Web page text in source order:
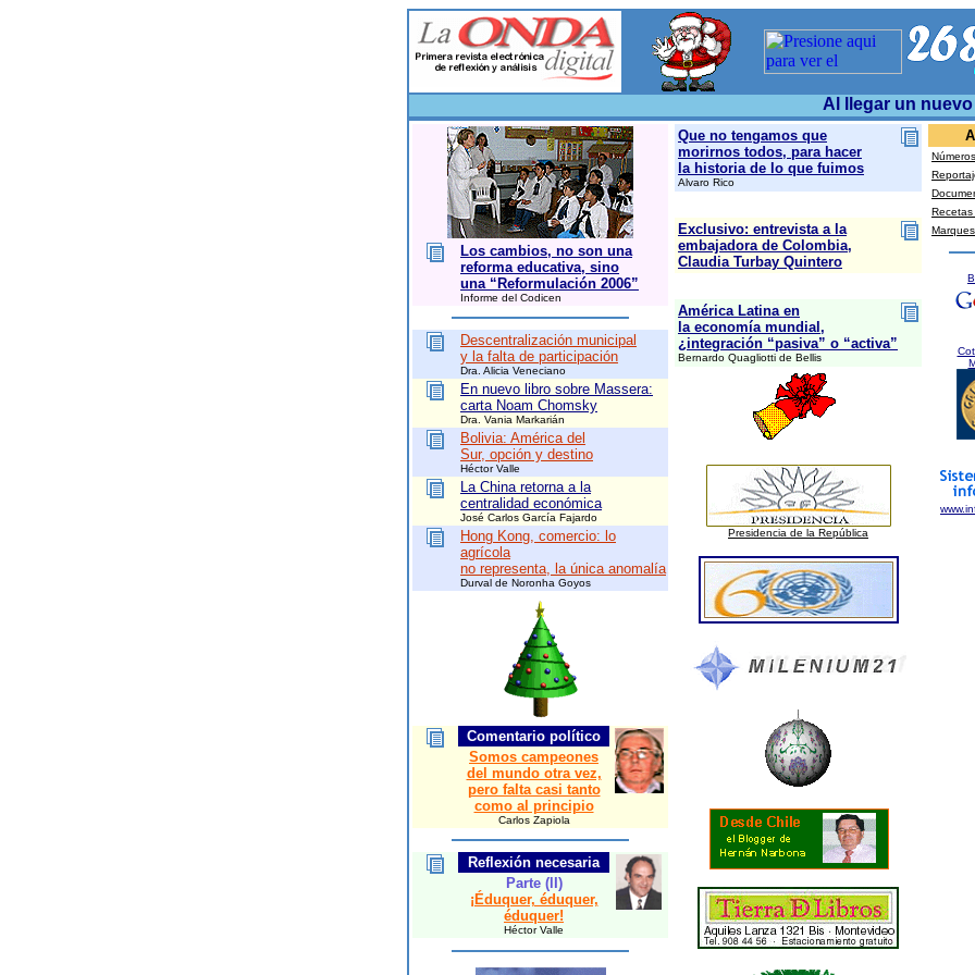
Al llegar un nuevo
Los cambios, no son una
reforma educativa, sino
una “Reformulación 2006”
Informe del Codicen
Descentralización municipal
y la falta de participación
Dra. Alicia Veneciano
En nuevo libro sobre Massera:
carta Noam Chomsky
Dra. Vania Markarián
Bolivia: América del
Sur, opción y destino
Héctor Valle
La China retorna a la
centralidad económica
José Carlos García Fajardo
Hong Kong, comercio: lo
agrícola
no representa, la única anomalía
Durval de Noronha Goyos
Comentario político
Somos campeones
del mundo otra vez,
pero falta casi tanto
como al principio
Carlos Zapiola
Reflexión necesaria
Parte (lI)
¡Éduquer, éduquer,
éduquer!
Héctor Valle
Que no tengamos que
morirnos todos, para hacer
la historia de lo que fuimos
Alvaro Rico
Exclusivo: entrevista a la
embajadora de Colombia,
Claudia Turbay Quintero
América Latina en
la economía mundial,
¿integración “pasiva” o “activa”
Bernardo Quagliotti de Bellis
Presidencia de la República
Recetas